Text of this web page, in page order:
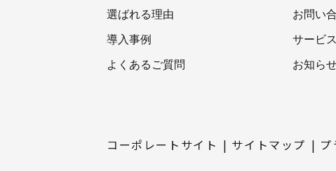
選ばれる理由
導入事例
よくあるご質問
お問い
サービ
お知ら
コーポレートサイト サイトマップ